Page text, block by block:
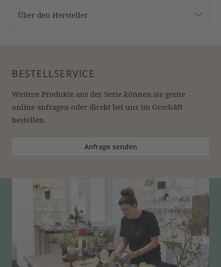
Über den Hersteller
BESTELLSERVICE
Weitere Produkte aus der Serie können sie gerne
online anfragen oder direkt bei uns im Geschäft
bestellen.
Anfrage senden